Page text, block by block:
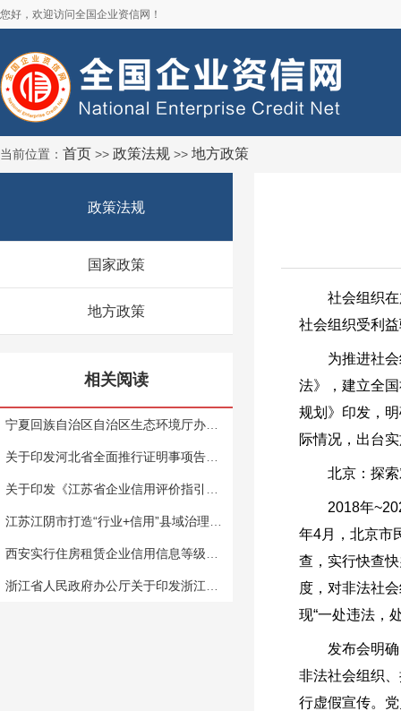
您好，欢迎访问全国企业资信网！
当前位置： 首页 >> 政策法规 >> 地方政策
政策法规
国家政策
地方政策
相关阅读
社会组织在加
社会组织受利
为推进社会组
法》，建立全
规划》印发，
际情况，出台
北京：探索
2018年~2020
年4月，北京市
查，实行快查
度，对非法社
现“一处违法，
发布会明确，
非法社会组织
行虚假宣传。